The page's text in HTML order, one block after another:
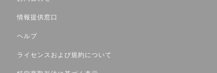
情報提供窓口
ヘルプ
ライセンスおよび規約について